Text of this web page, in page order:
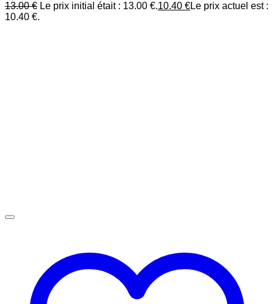
13.00€ Le prix initial était : 13.00 €.10.40 €Le prix actuel est :
10.40 €.